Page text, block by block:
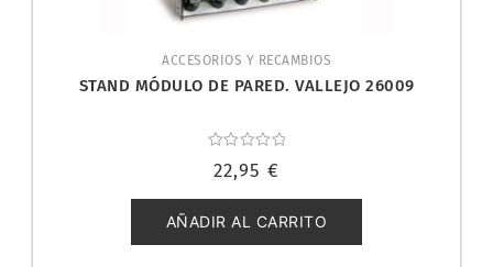
ACCESORIOS Y RECAMBIOS
STAND MÓDULO DE PARED. VALLEJO 26009
con
de
5
22,95 €
AÑADIR AL CARRITO